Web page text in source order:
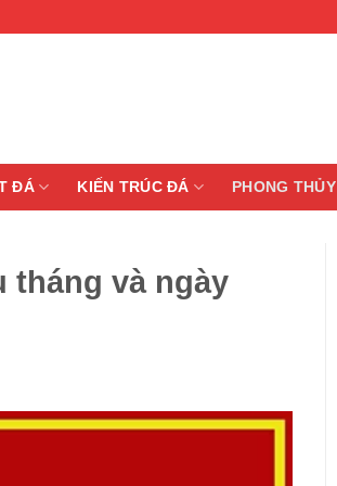
ĐÁ KIẾN TRÚC ĐÁ PHONG THỦY
tháng và ngày